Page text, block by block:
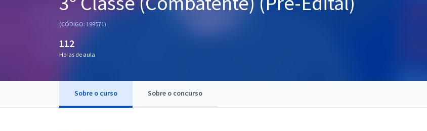
Questões grátis
(CÓDIGO: 199571)
112
Horas de aula
Sobre o curso Sobre o concurso